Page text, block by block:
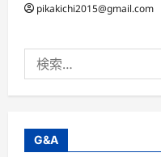
pikakichi2015@gmail.com
索:
G&A